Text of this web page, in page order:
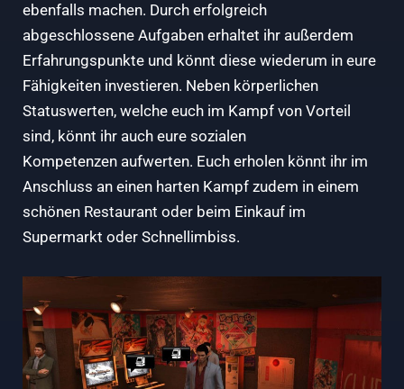
ebenfalls machen. Durch erfolgreich
abgeschlossene Aufgaben erhaltet ihr außerdem
Erfahrungspunkte und könnt diese wiederum in eure
Fähigkeiten investieren. Neben körperlichen
Statuswerten, welche euch im Kampf von Vorteil
sind, könnt ihr auch eure sozialen
Kompetenzen aufwerten. Euch erholen könnt ihr im
Anschluss an einen harten Kampf zudem in einem
schönen Restaurant oder beim Einkauf im
Supermarkt oder Schnellimbiss.